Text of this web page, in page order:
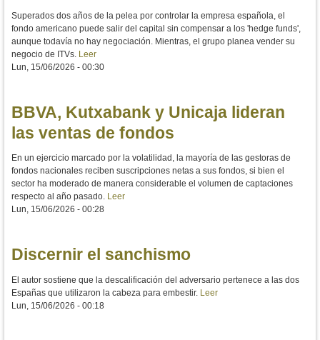
Superados dos años de la pelea por controlar la empresa española, el
fondo americano puede salir del capital sin compensar a los 'hedge funds',
aunque todavía no hay negociación. Mientras, el grupo planea vender su
negocio de ITVs. Leer
Lun, 15/06/2026 - 00:30
BBVA, Kutxabank y Unicaja lideran
las ventas de fondos
En un ejercicio marcado por la volatilidad, la mayoría de las gestoras de
fondos nacionales reciben suscripciones netas a sus fondos, si bien el
sector ha moderado de manera considerable el volumen de captaciones
respecto al año pasado. Leer
Lun, 15/06/2026 - 00:28
Discernir el sanchismo
El autor sostiene que la descalificación del adversario pertenece a las dos
Españas que utilizaron la cabeza para embestir. Leer
Lun, 15/06/2026 - 00:18